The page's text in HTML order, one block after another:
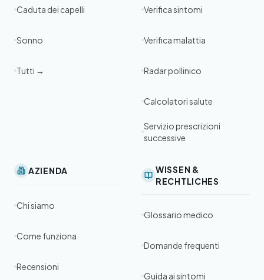
Caduta dei capelli
Sonno
Tutti →
Verifica sintomi
Verifica malattia
Radar pollinico
Calcolatori salute
Servizio prescrizioni
successive
AZIENDA
Chi siamo
Come funziona
Recensioni
WISSEN &
RECHTLICHES
Glossario medico
Domande frequenti
Guida ai sintomi